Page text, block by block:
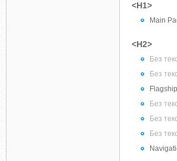
<H1>
Main
<H2>
Без
Без
Без
Без
Без